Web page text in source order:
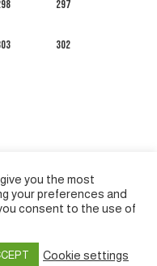
297
302
English
you the most
your preferences and
consent to the use of
Cookie settings